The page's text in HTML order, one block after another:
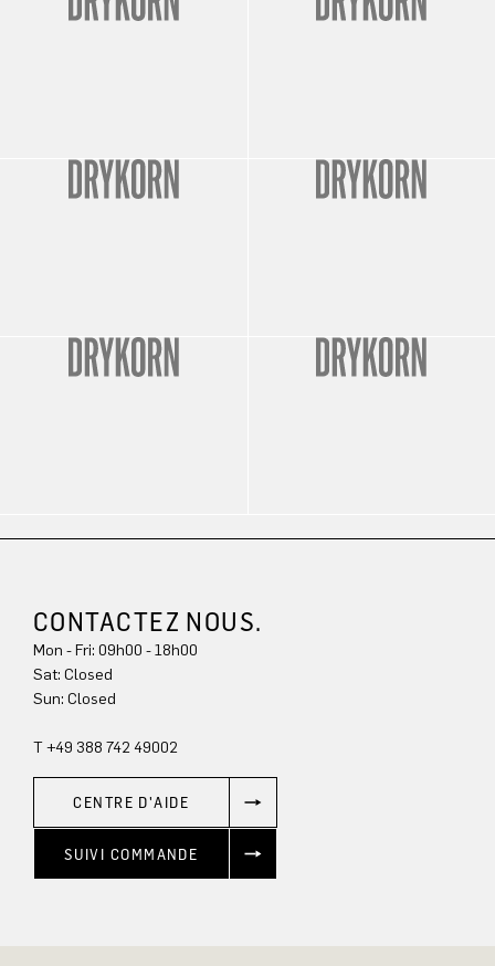
CONTACTEZ NOUS.
Mon - Fri: 09h00 - 18h00
Sat: Closed
Sun: Closed
T +49 388 742 49002
CENTRE D'AIDE
SUIVI COMMANDE